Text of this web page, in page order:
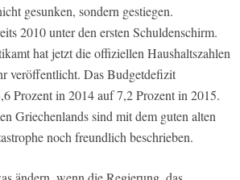
gesunken, sondern gestiegen.
2010 unter den ersten Schuldenschirm.
hat jetzt die offiziellen Haushaltszahlen
veröffentlicht. Das Budgetdefizit
Prozent in 2014 auf 7,2 Prozent in 2015.
Griechenlands sind mit dem guten alten
noch freundlich beschrieben.